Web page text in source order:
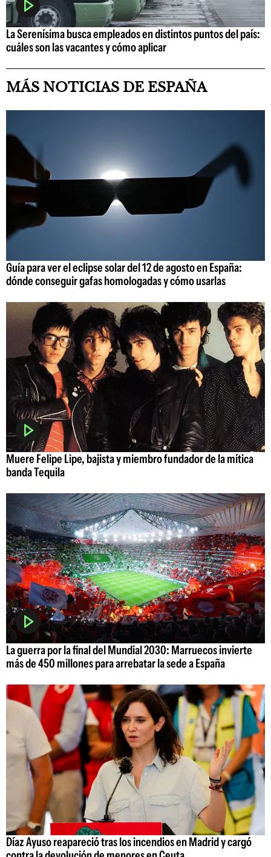
La Serenísima busca empleados en distintos puntos del país:
cuáles son las vacantes y cómo aplicar
MÁS NOTICIAS DE ESPAÑA
Guía para ver el eclipse solar del 12 de agosto en España:
dónde conseguir gafas homologadas y cómo usarlas
Muere Felipe Lipe, bajista y miembro fundador de la mítica
banda Tequila
La guerra por la final del Mundial 2030: Marruecos invierte
más de 450 millones para arrebatar la sede a España
Díaz Ayuso reapareció tras los incendios en Madrid y cargó